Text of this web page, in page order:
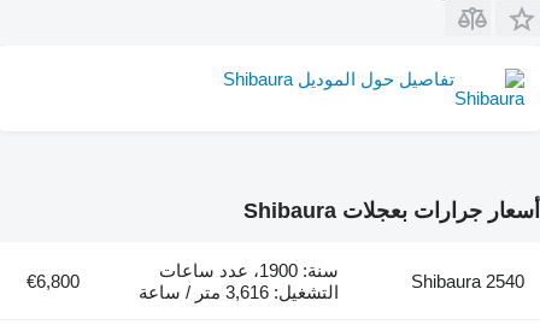
تفاصيل حول الموديل Shibaura
أسعار جرارات بعجلات Shibaura
Shibaura 2540
سنة: 1900، عدد ساعات
التشغيل: 3,616 متر / ساعة
€6,800